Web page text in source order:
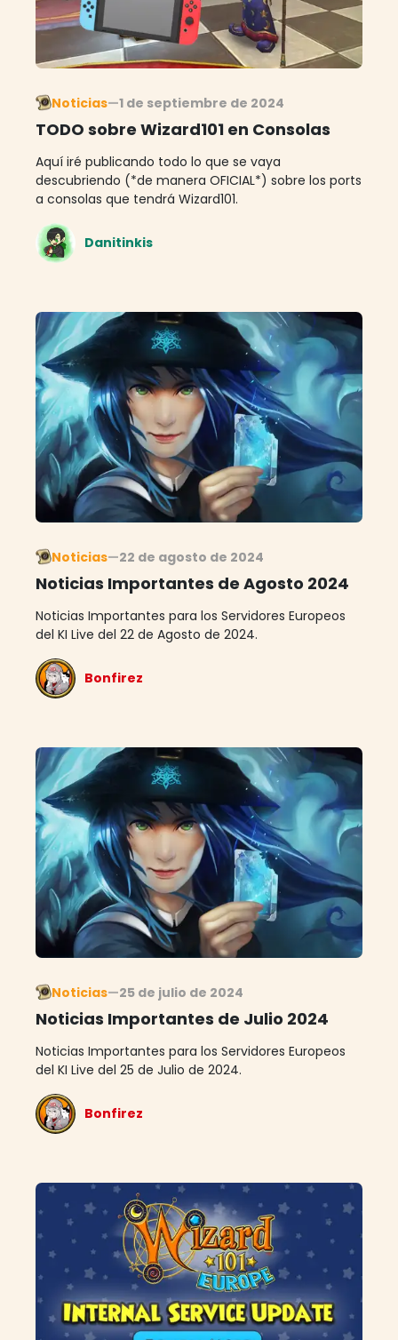
Noticias—1 de septiembre de 2024
TODO sobre Wizard101 en Consolas
Aquí iré publicando todo lo que se vaya
descubriendo (*de manera OFICIAL*) sobre los ports
a consolas que tendrá Wizard101.
Danitinkis
Noticias—22 de agosto de 2024
Noticias Importantes de Agosto 2024
Noticias Importantes para los Servidores Europeos
del KI Live del 22 de Agosto de 2024.
Bonfirez
Noticias—25 de julio de 2024
Noticias Importantes de Julio 2024
Noticias Importantes para los Servidores Europeos
del KI Live del 25 de Julio de 2024.
Bonfirez